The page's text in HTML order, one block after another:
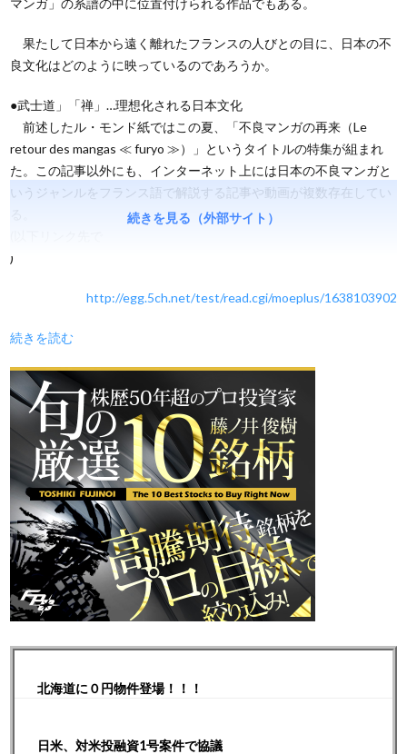
マンガ」の系譜の中に位置付けられる作品でもある。
果たして日本から遠く離れたフランスの人びとの目に、日本の不
良文化はどのように映っているのであろうか。
●武士道」「禅」…理想化される日本文化
前述したル・モンド紙ではこの夏、「不良マンガの再来（Le
retour des mangas ≪ furyo ≫）」というタイトルの特集が組まれ
た。この記事以外にも、インターネット上には日本の不良マンガと
いうジャンルをフランス語で解説する記事や動画が複数存在してい
)
http://egg.5ch.net/test/read.cgi/moeplus/1638103902
続きを読む
続きを見る（外部サイト）
北海道に０円物件登場！！！
日米、対米投融資1号案件で協議